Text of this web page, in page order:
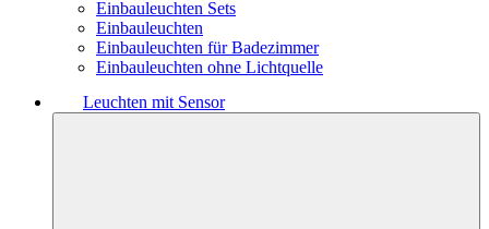
Einbauleuchten Sets
Einbauleuchten
Einbauleuchten für Badezimmer
Einbauleuchten ohne Lichtquelle
Leuchten mit Sensor